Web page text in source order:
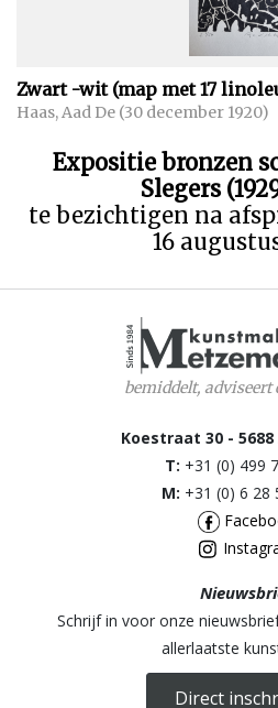
Zwart -wit (map met 17
Haas, Aad De (30 december 1920)
Expositie bronzen
Slegers
te bezichtigen na
16
bemiddelt, adviseert
Koestraat 30 -
T: +31 (0) 499
M: +31 (0) 6 28
Schrijf in voor onze
allerlaatste
Direct